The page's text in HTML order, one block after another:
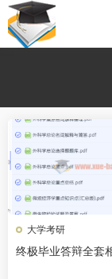
大学考研
终极毕业答辩全套